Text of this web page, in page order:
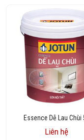
Essence Dễ Lau Chùi
Liên hệ